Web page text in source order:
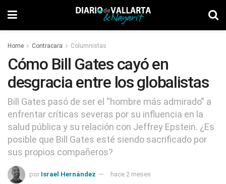
Home Contracara Columnistas
Cómo Bill Gates cayó en
desgracia entre los globalistas
Bill Gates pasó de ser el “hombre más admirado” a
enfrentar críticas severas por su influencia en la
salud pública y su relación con Jeffrey Epstein. ¿Es
posible que Bill Gates esté siendo sacrificado por
sus propios compañeros?
por Israel Hernández
hace 2 meses